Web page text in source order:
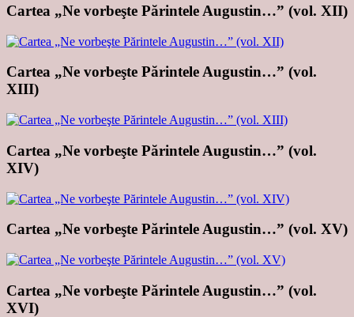
Cartea „Ne vorbeşte Părintele Augustin…” (vol. XII)
Cartea „Ne vorbeşte Părintele Augustin…” (vol.
XIII)
Cartea „Ne vorbeşte Părintele Augustin…” (vol.
XIV)
Cartea „Ne vorbeşte Părintele Augustin…” (vol. XV)
Cartea „Ne vorbeşte Părintele Augustin…” (vol.
XVI)